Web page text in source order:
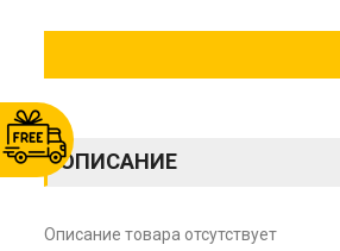
ОПИСАНИЕ
Описание товара отсутствует